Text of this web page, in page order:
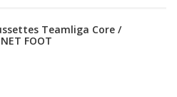
Teamliga Core /
FOOT